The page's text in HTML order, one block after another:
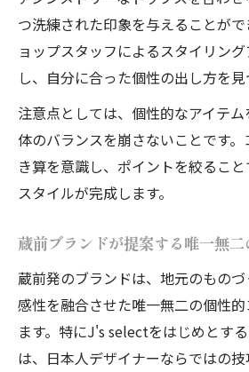
つ洗練された印象を与えることが
ョップスタッフによるスタイリン
し、自分に合った個性の出し方を見
注意点としては、個性的なアイテ
体のバランスを崩さないことです
き算を意識し、ポイントを絞るこ
スタイルが完成します。
蔵前ブランドが提案する唯一無
蔵前発のブランドは、地元のもの
感性を融合させた唯一無二の個性
ます。特にJ's selectをはじめとす
は、日本人デザイナーならではの